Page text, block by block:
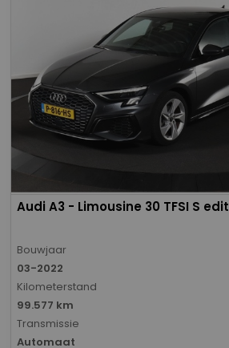
Audi A3 - Limousine 30 TFSI S
Bouwjaar
03-2022
Kilometerstand
99.577 km
Transmissie
Automaat